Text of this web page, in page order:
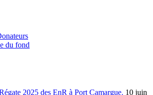
du fond
2025 des EnR à Port Camargue. 10 juin